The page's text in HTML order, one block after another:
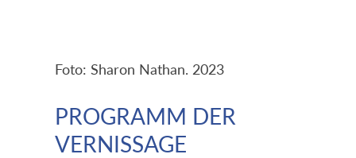
Foto: Sharon Nathan. 2023
PROGRAMM DER
VERNISSAGE